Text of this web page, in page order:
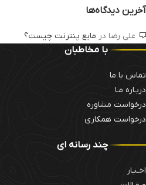
آخرین دیدگاه‌ها
علی رضا در مایع پنترنت چیست؟
با مخاطبان
تماس با ما
دربـاره مـا
درخواست مشاوره
درخواست همکاری
چند رسانه ای
اخـبـار